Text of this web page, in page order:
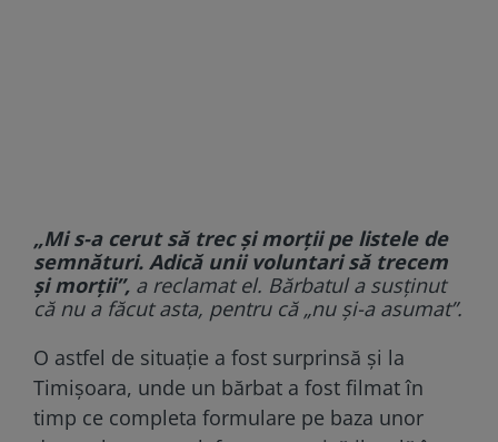
„Mi s-a cerut să trec și morții pe listele de
semnături. Adică unii voluntari să trecem
și morții”, a reclamat el. Bărbatul a susținut
că nu a făcut asta, pentru că „nu și-a asumat”.
O astfel de situație a fost surprinsă și la
Timișoara, unde un bărbat a fost filmat în
timp ce completa formulare pe baza unor